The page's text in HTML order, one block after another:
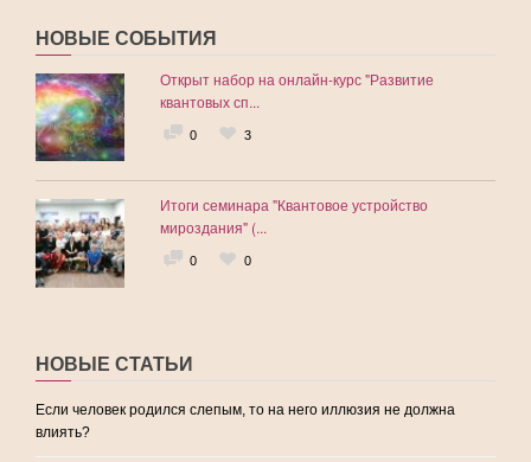
НОВЫЕ СОБЫТИЯ
Открыт набор на онлайн-курс "Развитие
квантовых сп...
0 3
Итоги семинара "Квантовое устройство
мироздания" (...
0 0
НОВЫЕ СТАТЬИ
Если человек родился слепым, то на него иллюзия не должна
влиять?